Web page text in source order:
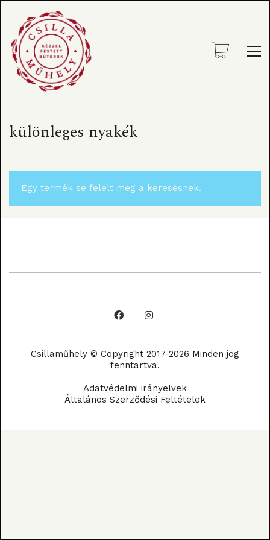
különleges nyakék
Egy termék se felelt meg a keresésnek.
Csillaműhely © Copyright 2017-2026 Minden jog
fenntartva.
Adatvédelmi irányelvek
Általános Szerződési Feltételek